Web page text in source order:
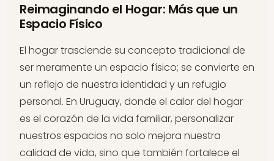
Reimaginando el Hogar: Más que un
Espacio Físico
El hogar trasciende su concepto tradicional de
ser meramente un espacio físico; se convierte en
un reflejo de nuestra identidad y un refugio
personal. En Uruguay, donde el calor del hogar
es el corazón de la vida familiar, personalizar
nuestros espacios no solo mejora nuestra
calidad de vida, sino que también fortalece el